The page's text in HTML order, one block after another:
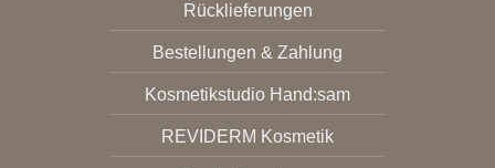
Rücklieferungen
Bestellungen & Zahlung
Kosmetikstudio Hand:sam
REVIDERM Kosmetik